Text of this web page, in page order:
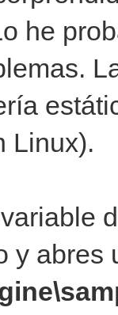
he
Linux).
y abres